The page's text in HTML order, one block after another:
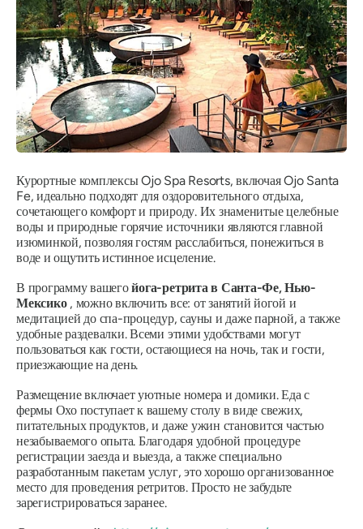
Курортные комплексы Ojo Spa Resorts, включая Ojo Santa
Fe, идеально подходят для оздоровительного отдыха,
сочетающего комфорт и природу. Их знаменитые целебные
воды и природные горячие источники являются главной
изюминкой, позволяя гостям расслабиться, понежиться в
воде и ощутить истинное исцеление.
В программу вашегойога-ретрита в Санта-Фе, Нью-
Мексико, можно включить все: от занятий йогой и
медитацией до спа-процедур, сауны и даже парной, а также
удобные раздевалки. Всеми этими удобствами могут
пользоваться как гости, остающиеся на ночь, так и гости,
приезжающие на день.
Размещение включает уютные номера и домики. Еда с
фермы Охо поступает к вашему столу в виде свежих,
питательных продуктов, и даже ужин становится частью
незабываемого опыта. Благодаря удобной процедуре
регистрации заезда и выезда, а также специально
разработанным пакетам услуг, это хорошо организованное
место для проведения ретритов. Просто не забудьте
зарегистрироваться заранее.